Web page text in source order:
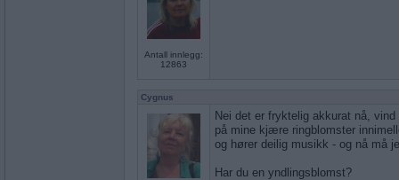
Antall innlegg:
12863
Cygnus
Nei det er fryktelig akkurat nå,
på mine kjære ringblomster
og hører deilig musikk - og nå må
Har du en yndlingsblomst?